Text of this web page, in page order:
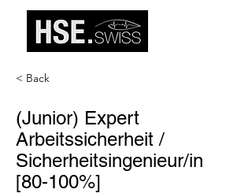
< Back
(Junior) Expert
Arbeitssicherheit /
Sicherheitsingenieur/in
[80-100%]